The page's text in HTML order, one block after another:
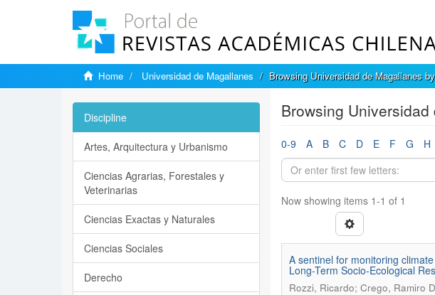
Home Universidad de Magallanes Browsing Universidad de Magallanes
Browsing
0-9 A B C D E F G H
Now showing items 1-1 of 1
A sentinel for monitoring
Long-Term Socio-Ecological
Rozzi, Ricardo; Crego, Ramiro
Discipline
Artes, Arquitectura y Urbanismo
Ciencias Agrarias, Forestales y
Veterinarias
Ciencias Exactas y Naturales
Ciencias Sociales
Derecho